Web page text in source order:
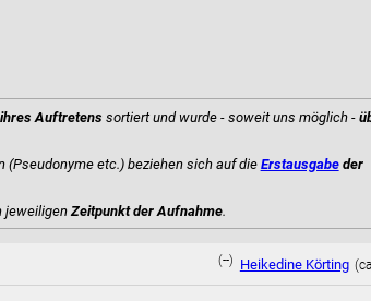
Auftretens sortiert und wurde - soweit uns möglich -
(Pseudonyme etc.) beziehen sich auf die Erstausgabeder
jeweiligenZeitpunkt der Aufnahme.
(--) Heikedine Körting